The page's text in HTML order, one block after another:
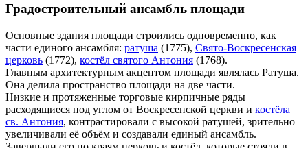
Градостроительный ансамбль площади
Основные здания площади строились одновременно, как
части единого ансамбля: ратуша (1775), Свято-Воскресенская
церковь (1772), костёл святого Антония (1768).
Главным архитектурным акцентом площади являлась Ратуша.
Она делила пространство площади на две части.
Низкие и протяженные торговые кирпичные ряды
расходящиеся под углом от Воскресенской церкви и костёла
св. Антония, контрастировали с высокой ратушей, зрительно
увеличивали её объём и создавали единый ансамбль.